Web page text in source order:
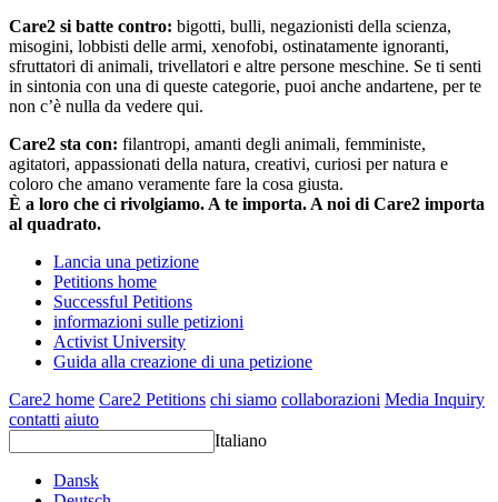
Care2 si batte contro: bigotti, bulli, negazionisti della scienza,
misogini, lobbisti delle armi, xenofobi, ostinatamente ignoranti,
sfruttatori di animali, trivellatori e altre persone meschine. Se ti senti
in sintonia con una di queste categorie, puoi anche andartene, per te
non c’è nulla da vedere qui.
Care2 sta con: filantropi, amanti degli animali, femministe,
agitatori, appassionati della natura, creativi, curiosi per natura e
coloro che amano veramente fare la cosa giusta.
È a loro che ci rivolgiamo. A te importa. A noi di Care2 importa
al quadrato.
Lancia una petizione
Petitions home
Successful Petitions
informazioni sulle petizioni
Activist University
Guida alla creazione di una petizione
Care2 home Care2 Petitions chi siamo collaborazioni Media Inquiry
contatti aiuto
Italiano
Dansk